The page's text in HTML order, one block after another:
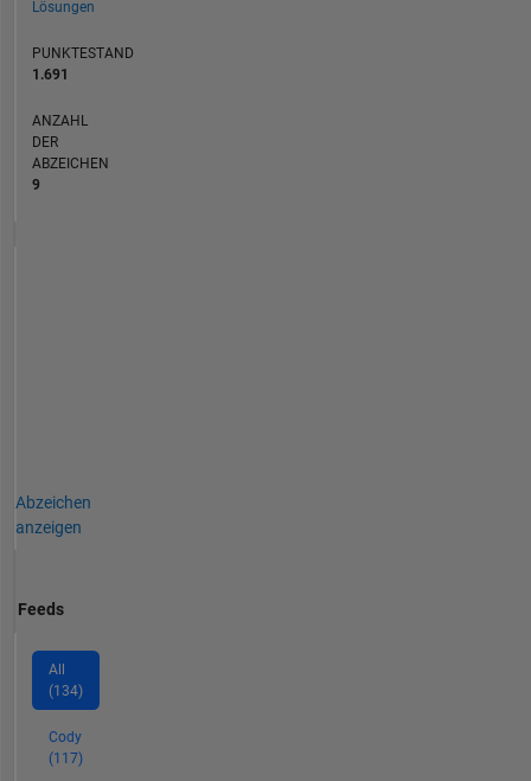
Lösungen
PUNKTESTAND
1.691
ANZAHL
DER
ABZEICHEN
9
Abzeichen
anzeigen
Feeds
All
(134)
Cody
(117)